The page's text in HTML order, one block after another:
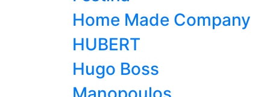
Home Made Company
HUBERT
Hugo Boss